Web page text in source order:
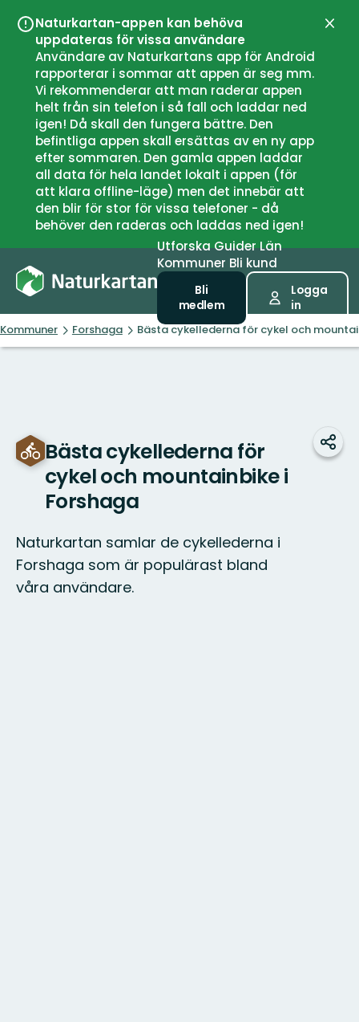
Naturkartan-appen kan behöva
uppdateras för vissa användare
Användare av Naturkartans app för Android
rapporterar i sommar att appen är seg mm.
Vi rekommenderar att man raderar appen
helt från sin telefon i så fall och laddar ned
igen! Då skall den fungera bättre. Den
befintliga appen skall ersättas av en ny app
efter sommaren. Den gamla appen laddar
all data för hela landet lokalt i appen (för
att klara offline-läge) men det innebär att
den blir för stor för vissa telefoner - då
behöver den raderas och laddas ned igen!
UtforskaGuiderLän
Kommuner Bli kund
Bli
medlem
Logga
in
Kommuner Forshaga Bästa cykellederna för cykel och
Bästa cykellederna för
cykel och mountainbike i
Forshaga
Naturkartan samlar de cykellederna i
Forshaga som är populärast bland
våra användare.
Dela